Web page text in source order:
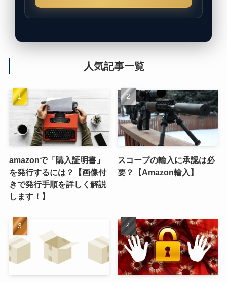
人気記事一覧
amazonで「購入証明書」
を発行するには？【画像付
きで発行手順を詳しく解説
します！】
スコープの輸入に承認は必
要？【Amazon輸入】